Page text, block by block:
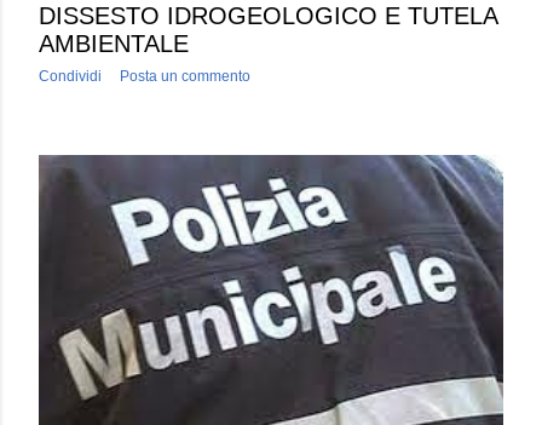
DISSESTO IDROGEOLOGICO E TUTELA
AMBIENTALE
Condividi Posta un commento